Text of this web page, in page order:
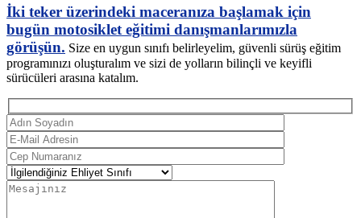
İki teker üzerindeki maceranıza başlamak için
bugün motosiklet eğitimi danışmanlarımızla
görüşün. Size en uygun sınıfı belirleyelim, güvenli sürüş eğitim
programınızı oluşturalım ve sizi de yolların bilinçli ve keyifli
sürücüleri arasına katalım.